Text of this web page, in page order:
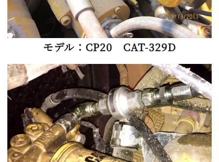
モデル：CP20 CAT-329D